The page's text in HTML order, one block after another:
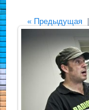
« Предыдущая